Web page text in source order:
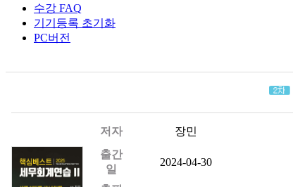
수강 FAQ
기기등록 초기화
PC버전
저자
장민
출간
일
2024-04-30